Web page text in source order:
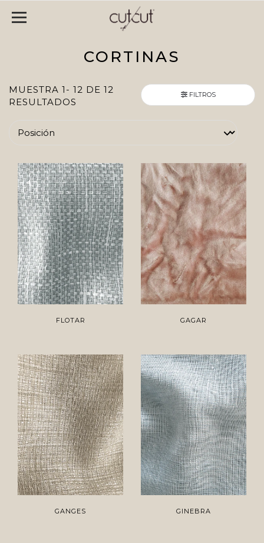
CORTINAS
MUESTRA 1- 12 DE 12
RESULTADOS
FILTROS
FLOTAR GAGAR
GANGES GINEBRA